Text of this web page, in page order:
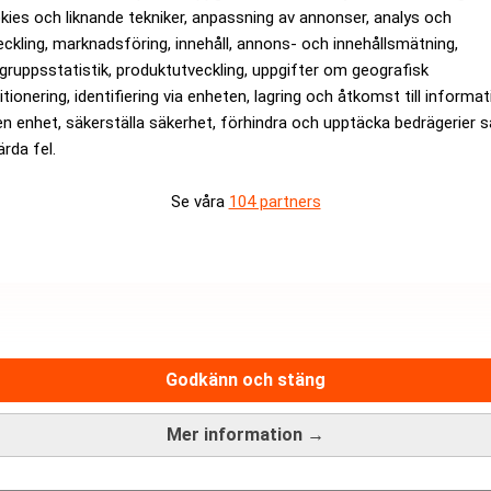
och liknande tekniker, anpassning av annonser, analys och
marknadsföring, innehåll, annons- och innehållsmätning,
produktutveckling, uppgifter om geografisk
identifiering via enheten, lagring och åtkomst till
enhet, säkerställa säkerhet, förhindra och upptäcka bedrägerier
fel.
Se våra 104 partners
Mer information →
Godkänn och stäng
ANNONS